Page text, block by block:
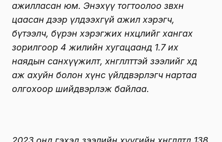
ажилласан юм. Энэхүү тогтоолоо зөвхөн
цаасан дээр үлдээхгүй ажил хэрэгч,
бүтээлч, бүрэн хэрэгжих нөхцөлийг хангах
зорилгоор 4 жилийн хугацаанд 1.7 их
наядын санхүүжилт, хөнгөлөлттэй зээлийг хөдөө
аж ахуйн болон хүнс үйлдвэрлэгч нартаа
олгохоор шийдвэрлэж байлаа.